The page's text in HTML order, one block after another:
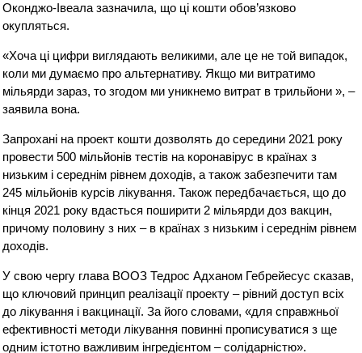
Оконджо-Івеала зазначила, що ці кошти обов’язково
окупляться.
«Хоча ці цифри виглядають великими, але це не той випадок,
коли ми думаємо про альтернативу. Якщо ми витратимо
мільярди зараз, то згодом ми уникнемо витрат в трильйони », –
заявила вона.
Запрохані на проект кошти дозволять до середини 2021 року
провести 500 мільйонів тестів на коронавірус в країнах з
низьким і середнім рівнем доходів, а також забезпечити там
245 мільйонів курсів лікування. Також передбачається, що до
кінця 2021 року вдасться поширити 2 мільярди доз вакцин,
причому половину з них – в країнах з низьким і середнім рівнем
доходів.
У свою чергу глава ВООЗ Тедрос Адханом Гебрейесус сказав,
що ключовий принцип реалізації проекту – рівний доступ всіх
до лікування і вакцинації. За його словами, «для справжньої
ефективності методи лікування повинні прописуватися з ще
одним істотно важливим інгредієнтом – солідарністю».